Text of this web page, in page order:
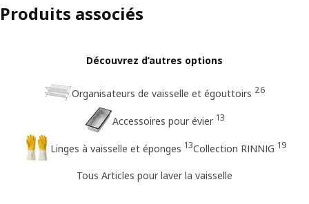
Produits associés
Découvrez d’autres options
Organisateurs de vaisselle et égouttoirs 26
Accessoires pour évier 13
Linges à vaisselle et éponges 13Collection RINNIG 19
Tous Articles pour laver la vaisselle